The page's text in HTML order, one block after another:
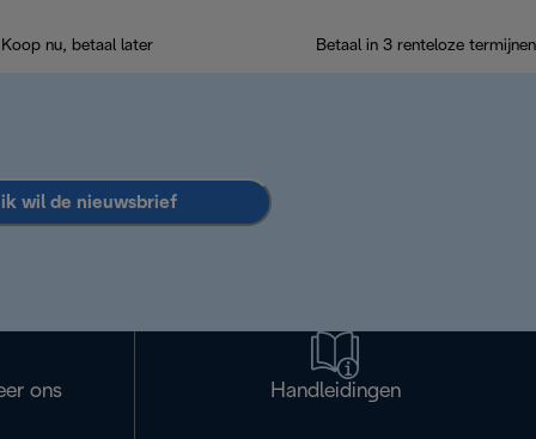
Koop nu, betaal later Betaal in 3 renteloze termijnen
ik wil de nieuwsbrief
ons Handleidingen